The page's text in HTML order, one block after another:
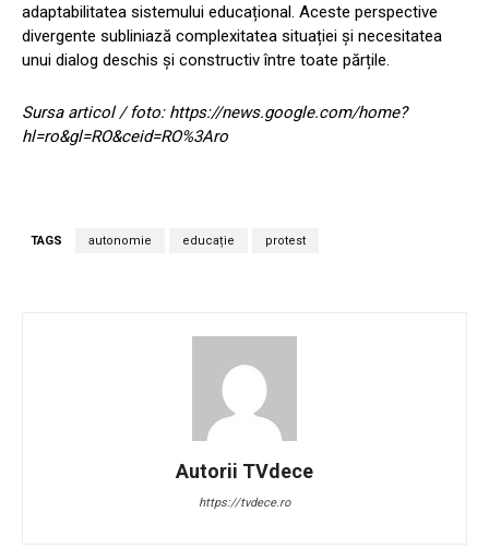
adaptabilitatea sistemului educațional. Aceste perspective
divergente subliniază complexitatea situației și necesitatea
unui dialog deschis și constructiv între toate părțile.
Sursa articol / foto: https://news.google.com/home?
hl=ro&gl=RO&ceid=RO%3Aro
TAGS autonomie educație protest
Autorii TVdece
https://tvdece.ro